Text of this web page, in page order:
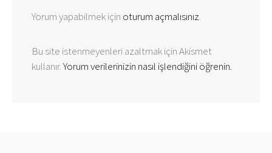
Yorum yapabilmek için oturum açmalısınız.
Bu site istenmeyenleri azaltmak için Akismet
kullanır.Yorum verilerinizin nasıl işlendiğini öğrenin.